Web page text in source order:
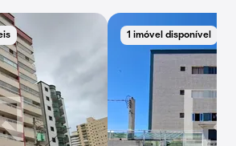
1 imóvel disponível